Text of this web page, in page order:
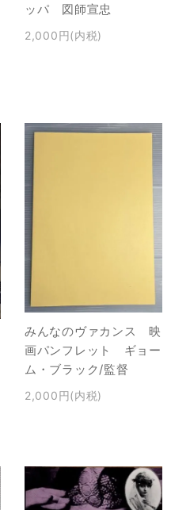
ッパ 図師宣忠
2,000円(内税)
みんなのヴァカンス 映
画パンフレット ギョー
ム・ブラック/監督
2,000円(内税)